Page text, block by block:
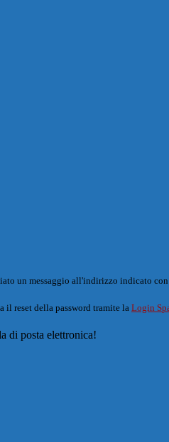
un messaggio all'indirizzo indicato
il reset della password tramite la Login
di posta elettronica!